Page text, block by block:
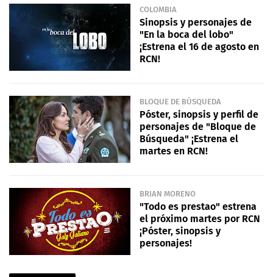
COLOMBIA
Sinopsis y personajes de
"En la boca del lobo"
¡Estrena el 16 de agosto en
RCN!
BLOQUE DE BÚSQUEDA
Póster, sinopsis y perfil de
personajes de "Bloque de
Búsqueda" ¡Estrena el
martes en RCN!
BRIAN MORENO
"Todo es prestao" estrena
el próximo martes por RCN
¡Póster, sinopsis y
personajes!